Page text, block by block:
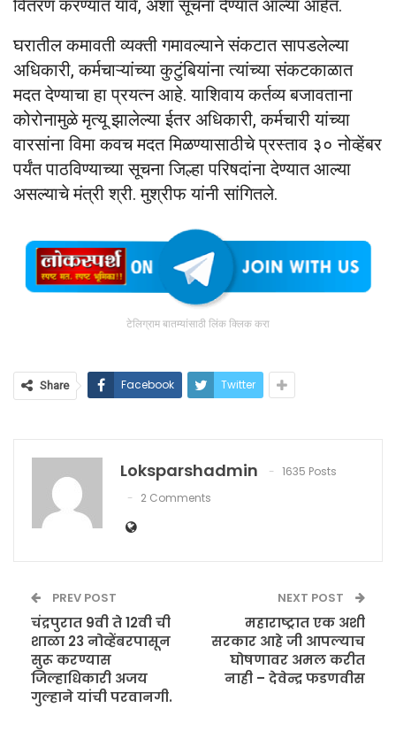
वितरण करण्यात यावे, अशा सूचना देण्यात आल्या आहेत.
घरातील कमावती व्यक्ती गमावल्याने संकटात सापडलेल्या
अधिकारी, कर्मचाऱ्यांच्या कुटुंबियांना त्यांच्या संकटकाळात
मदत देण्याचा हा प्रयत्न आहे. याशिवाय कर्तव्य बजावताना
कोरोनामुळे मृत्यू झालेल्या ईतर अधिकारी, कर्मचारी यांच्या
वारसांना विमा कवच मदत मिळण्यासाठीचे प्रस्ताव ३० नोव्हेंबर
पर्यंत पाठविण्याच्या सूचना जिल्हा परिषदांना देण्यात आल्या
असल्याचे मंत्री श्री. मुश्रीफ यांनी सांगितले.
टेलिग्राम बातम्यांसाठी लिंक क्लिक करा
Share Facebook Twitter
Loksparshadmin
1635 Posts
2 Comments
PREV POST
चंद्रपुरात 9वी ते 12वी ची
शाळा 23 नोव्हेंबरपासून
सुरू करण्यास
जिल्हाधिकारी अजय
गुल्हाने यांची परवानगी.
NEXT POST
महाराष्ट्रात एक अशी
सरकार आहे जी आपल्याच
घोषणावर अमल करीत
नाही – देवेन्द्र फडणवीस